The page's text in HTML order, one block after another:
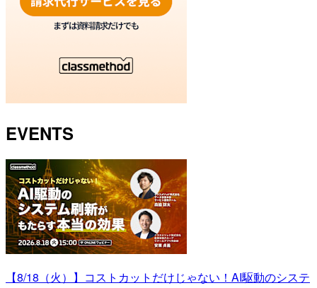
EVENTS
【8/18（火）】コストカットだけじゃない！AI駆動のシステ